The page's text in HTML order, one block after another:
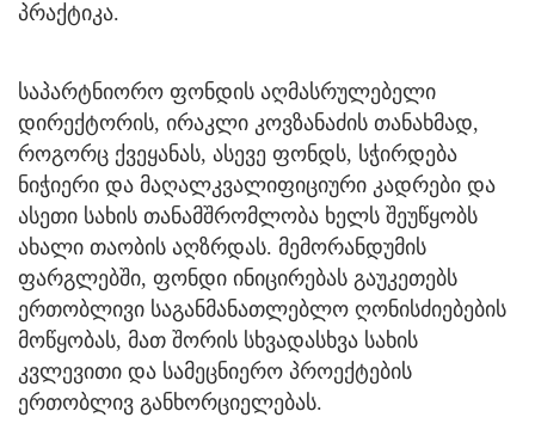
პრაქტიკა.
საპარტნიორო ფონდის აღმასრულებელი
დირექტორის, ირაკლი კოვზანაძის თანახმად,
როგორც ქვეყანას, ასევე ფონდს, სჭირდება
ნიჭიერი და მაღალკვალიფიციური კადრები და
ასეთი სახის თანამშრომლობა ხელს შეუწყობს
ახალი თაობის აღზრდას. მემორანდუმის
ფარგლებში, ფონდი ინიცირებას გაუკეთებს
ერთობლივი საგანმანათლებლო ღონისძიებების
მოწყობას, მათ შორის სხვადასხვა სახის
კვლევითი და სამეცნიერო პროექტების
ერთობლივ განხორციელებას.